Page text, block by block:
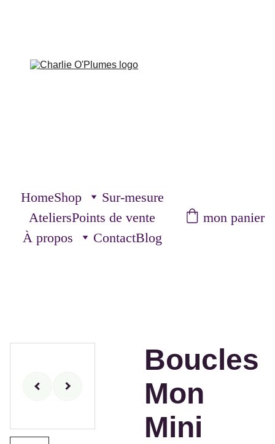
HomeShop
Sur-mesure
AteliersPoints de vente
À propos
ContactBlog
mon panier
Boucles
Mon
Mini